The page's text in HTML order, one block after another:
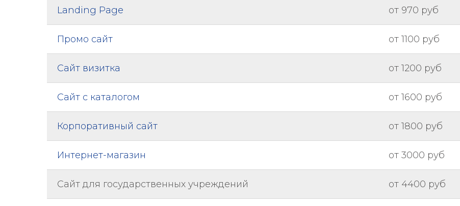
Landing Page от 970 руб
Промо сайт от 1100 руб
Сайт визитка от 1200 руб
Сайт с каталогом от 1600 руб
Корпоративный сайт от 1800 руб
Интернет-магазин от 3000 руб
Сайт для государственных учреждений от 4400 руб